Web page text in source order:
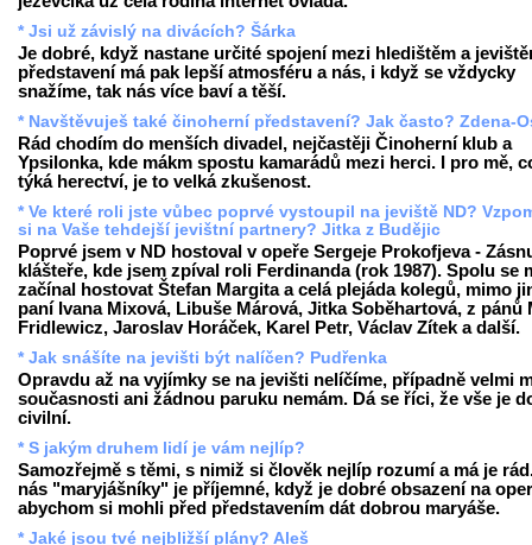
* Jsi už závislý na divácích? Šárka
Je dobré, když nastane určité spojení mezi hledištěm a
představení má pak lepší atmosféru a nás, i když se vždycky
snažíme, tak nás více baví a těší.
* Navštěvuješ také činoherní představení? Jak často? Zdena-
Rád chodím do menších divadel, nejčastěji Činoherní klub a
Ypsilonka, kde mákm spostu kamarádů mezi herci. I pro mě,
týká herectví, je to velká zkušenost.
* Ve které roli jste vůbec poprvé vystoupil na jeviště ND?
si na Vaše tehdejší jevištní partnery? Jitka z Budějic
Poprvé jsem v ND hostoval v opeře Sergeje Prokofjeva -
klášteře, kde jsem zpíval roli Ferdinanda (rok 1987). Spolu se
začínal hostovat Štefan Margita a celá plejáda kolegů, mimo
paní Ivana Mixová, Libuše Márová, Jitka Soběhartová, z pánů
Fridlewicz, Jaroslav Horáček, Karel Petr, Václav Zítek a další.
* Jak snášíte na jevišti být nalíčen? Pudřenka
Opravdu až na vyjímky se na jevišti nelíčíme, případně velmi
současnosti ani žádnou paruku nemám. Dá se říci, že vše je
civilní.
* S jakým druhem lidí je vám nejlíp?
Samozřejmě s těmi, s nimiž si člověk nejlíp rozumí a má je
nás "maryjášníky" je příjemné, když je dobré obsazení na
abychom si mohli před představením dát dobrou maryáše.
* Jaké jsou tvé nejbližší plány? Aleš